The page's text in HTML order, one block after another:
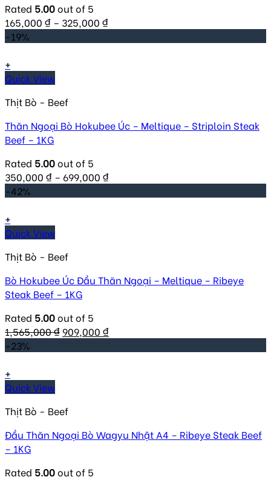
Rated 5.00out of 5
165,000 ₫ – 325,000 ₫
-19%
+
Quick View
Thịt Bò - Beef
Thăn Ngoại Bò Hokubee Úc – Meltique – Striploin Steak
Beef – 1KG
Rated 5.00out of 5
350,000 ₫ – 699,000 ₫
-42%
+
Quick View
Thịt Bò - Beef
Bò Hokubee Úc Đầu Thăn Ngoại – Meltique – Ribeye
Steak Beef – 1KG
Rated 5.00out of 5
1,565,000₫ Original
909,000 ₫Current
-23%
+
Quick View
Thịt Bò - Beef
Đầu Thăn Ngoại Bò Wagyu Nhật A4 – Ribeye Steak Beef
– 1KG
Rated 5.00out of 5